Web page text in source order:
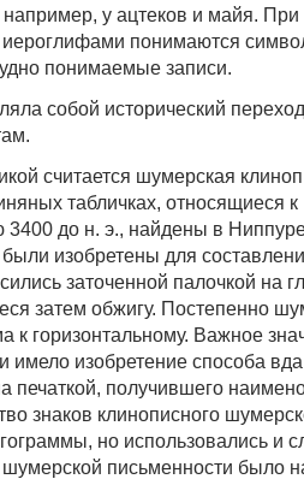
у ацтеков и майя.
иероглифами понимаются
понимаемые записи.
собой исторический
считается шумерская
табличках, относящиеся к
3400 до н. э., найдены в
изобретены для
заточенной палочкой на
затем обжигу. Постепенно
к горизонтальному. Важное
имело изобретение способа
печаткой, получившего
знаков клинописного
но использовались и
письменности было